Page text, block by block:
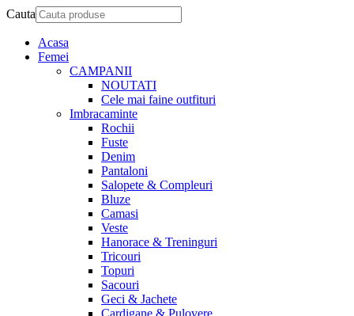
Cauta
Acasa
Femei
CAMPANII
NOUTATI
Cele mai faine outfituri
Imbracaminte
Rochii
Fuste
Denim
Pantaloni
Salopete & Compleuri
Bluze
Camasi
Veste
Hanorace & Treninguri
Tricouri
Topuri
Sacouri
Geci & Jachete
Cardigane & Pulovere